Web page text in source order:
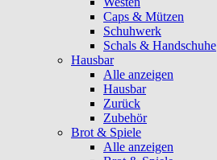
Caps & Mützen
Schuhwerk
Schals & Handschuhe
Hausbar
Alle anzeigen
Hausbar
Zurück
Zubehör
Brot & Spiele
Alle anzeigen